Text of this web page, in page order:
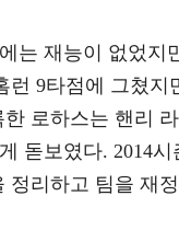
는 재능이 없었지
런 9타점에 그쳤
로하스는 핸리
돋보였다. 2014
정리하고 팀을 재